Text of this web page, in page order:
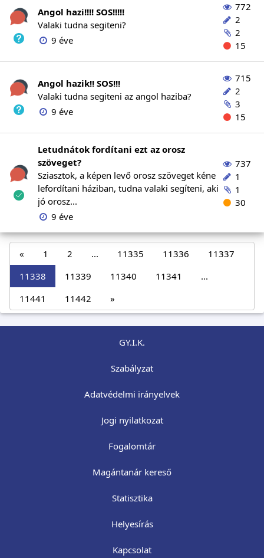
Angol hazi!!!! SOS!!!!!
Valaki tudna segiteni?
9 éve
772
2
2
15
Angol hazik!! SOS!!!
Valaki tudna segiteni az angol haziba?
9 éve
715
2
3
15
Letudnátok fordítani ezt az orosz
szöveget?
Sziasztok, a képen levő orosz szöveget kéne
lefordítani háziban, tudna valaki segíteni, aki
jó orosz...
9 éve
737
1
1
30
« 1 2 ... 11335 11336
11337
11338
11339 11340 11341
...
11441
11442 »
GY.I.K.
Szabályzat
Adatvédelmi irányelvek
Jogi nyilatkozat
Fogalomtár
Magántanár kereső
Statisztika
Helyesírás
Kapcsolat